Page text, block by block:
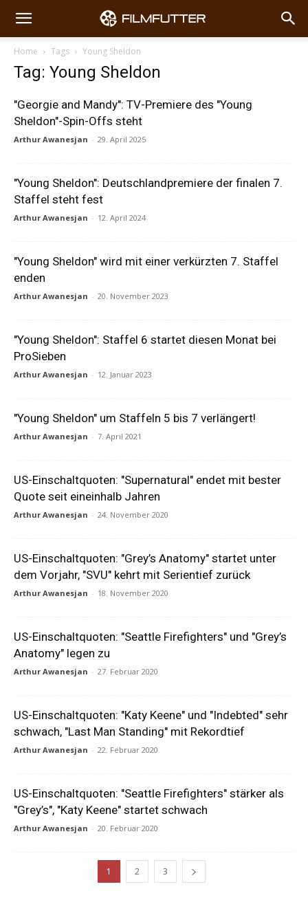
Home Tags Young Sheldon
Tag: Young Sheldon
"Georgie and Mandy": TV-Premiere des "Young
Sheldon"-Spin-Offs steht
Arthur Awanesjan - 29. April 2025
"Young Sheldon": Deutschlandpremiere der finalen 7.
Staffel steht fest
Arthur Awanesjan - 12. April 2024
"Young Sheldon" wird mit einer verkürzten 7. Staffel
enden
Arthur Awanesjan - 20. November 2023
"Young Sheldon": Staffel 6 startet diesen Monat bei
ProSieben
Arthur Awanesjan - 12. Januar 2023
"Young Sheldon" um Staffeln 5 bis 7 verlängert!
Arthur Awanesjan - 7. April 2021
US-Einschaltquoten: "Supernatural" endet mit bester
Quote seit eineinhalb Jahren
Arthur Awanesjan - 24. November 2020
US-Einschaltquoten: "Grey’s Anatomy" startet unter
dem Vorjahr, "SVU" kehrt mit Serientief zurück
Arthur Awanesjan - 18. November 2020
US-Einschaltquoten: "Seattle Firefighters" und "Grey’s
Anatomy" legen zu
Arthur Awanesjan - 27. Februar 2020
US-Einschaltquoten: "Katy Keene" und "Indebted" sehr
schwach, "Last Man Standing" mit Rekordtief
Arthur Awanesjan - 22. Februar 2020
US-Einschaltquoten: "Seattle Firefighters" stärker als
"Grey’s", "Katy Keene" startet schwach
Arthur Awanesjan - 20. Februar 2020
1 2 3